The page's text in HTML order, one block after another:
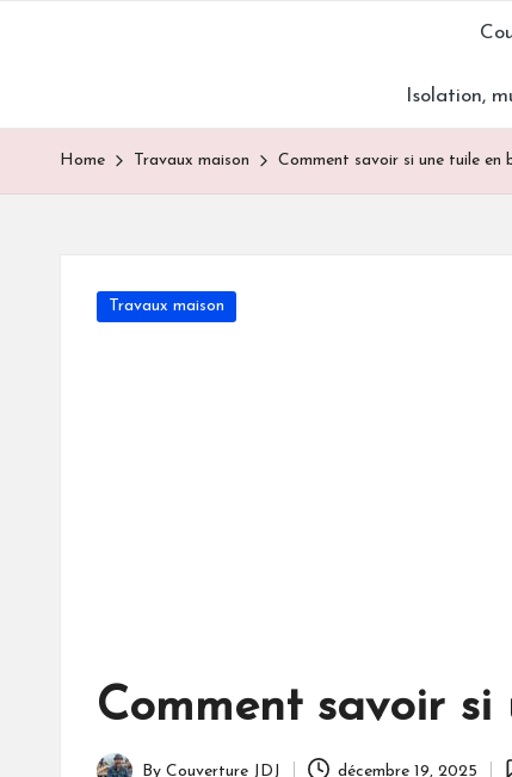
content
Isolation,
Home Travaux maison Comment savoir si une tuile en
Posted
Travaux maison
Comment savoir
By Couverture JDJ décembre 19, 2025